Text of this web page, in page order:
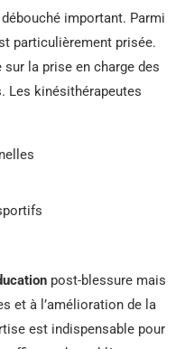
important. Parmi
particulièrement prisée.
la prise en charge des
Les kinésithérapeutes
post-blessure mais
et à l’amélioration de la
est indispensable pour